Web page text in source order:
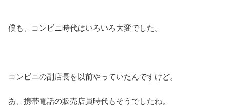
僕も、コンビニ時代はいろいろ大変でした。
コンビニの副店長を以前やっていたんですけど。
あ、携帯電話の販売店員時代もそうでしたね。